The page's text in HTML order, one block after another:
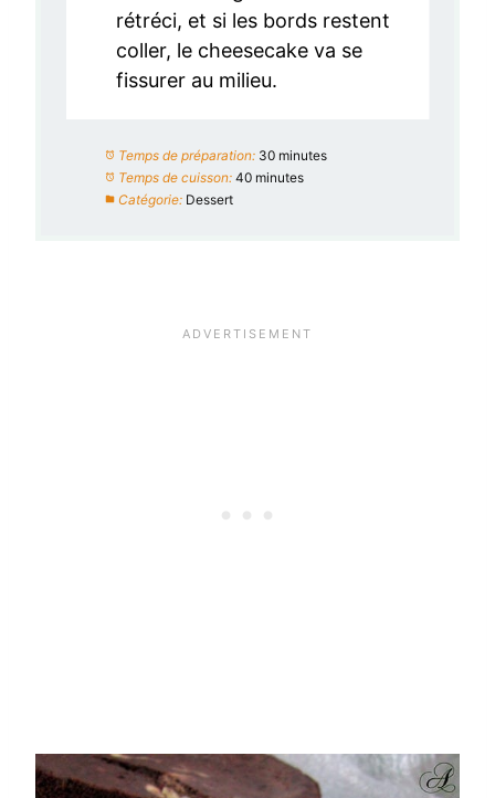
rétréci, et si les bords restent
coller, le cheesecake va se
fissurer au milieu.
Temps de préparation: 30 minutes
Temps de cuisson: 40 minutes
Catégorie: Dessert